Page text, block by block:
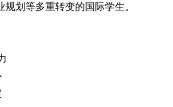
划等多重转变的国际学生。